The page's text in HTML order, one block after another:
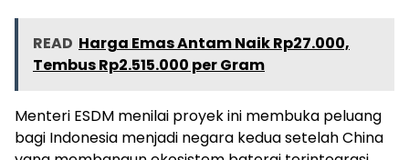
READ Harga Emas Antam Naik Rp27.000,
Tembus Rp2.515.000 per Gram
Menteri ESDM menilai proyek ini membuka peluang
bagi Indonesia menjadi negara kedua setelah China